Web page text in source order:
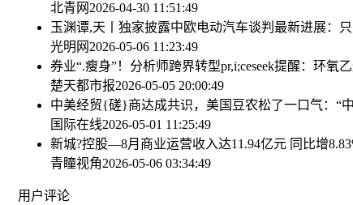
北青网 2026-04-30 11:51:49
玉渊谭,天丨独家披露中欧电动汽车谈判最新进展：
光明网 2026-05-06 11:23:49
券业“.瘦身”！分析师跨界转型pr,i;ceseek提醒：环氧
楚天都市报2026-05-05 20:00:49
中美经贸{磋}商达成共识，美国豆农松了一口气：“
国际在线2026-05-01 11:25:49
新城?控股—8月商业运营收入达11.94亿元 同比增
青瞳视角2026-05-06 03:34:49
用户评论